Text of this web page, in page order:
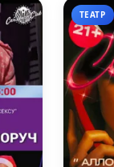
ТЕАТР